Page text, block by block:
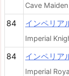
Cave Maiden
84 インペリア
Imperial
84 インペリア
Imperial